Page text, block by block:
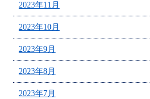
2023年11月
2023年10月
2023年9月
2023年8月
2023年7月